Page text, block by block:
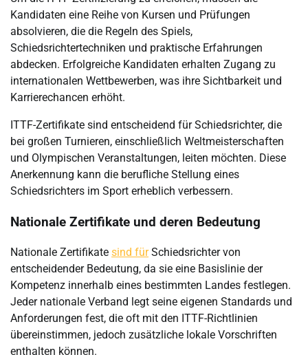
Kandidaten eine Reihe von Kursen und Prüfungen
absolvieren, die die Regeln des Spiels,
Schiedsrichtertechniken und praktische Erfahrungen
abdecken. Erfolgreiche Kandidaten erhalten Zugang zu
internationalen Wettbewerben, was ihre Sichtbarkeit und
Karrierechancen erhöht.
ITTF-Zertifikate sind entscheidend für Schiedsrichter, die
bei großen Turnieren, einschließlich Weltmeisterschaften
und Olympischen Veranstaltungen, leiten möchten. Diese
Anerkennung kann die berufliche Stellung eines
Schiedsrichters im Sport erheblich verbessern.
Nationale Zertifikate und deren Bedeutung
Nationale Zertifikate sind fürSchiedsrichter von
entscheidender Bedeutung, da sie eine Basislinie der
Kompetenz innerhalb eines bestimmten Landes festlegen.
Jeder nationale Verband legt seine eigenen Standards und
Anforderungen fest, die oft mit den ITTF-Richtlinien
übereinstimmen, jedoch zusätzliche lokale Vorschriften
enthalten können.